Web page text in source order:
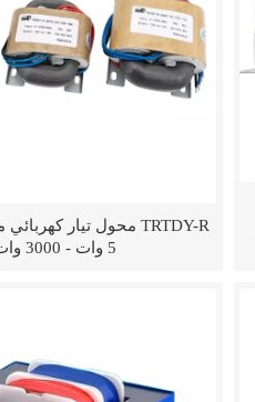
5 وات - 3000 وات